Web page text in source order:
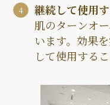
継続して使用
肌のターンオ
います。効果
して使用する